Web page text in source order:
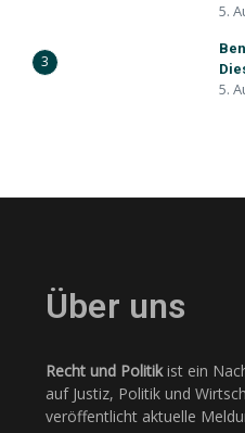
5.
3
5.
Über uns
Recht und Politikist ein
auf Justiz, Politik und
veröffentlicht aktuelle